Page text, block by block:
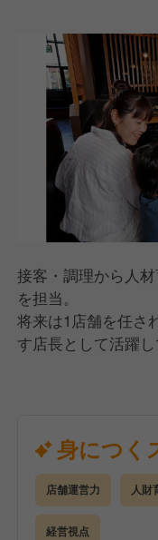
接客・調理から人
を担当。
将来は1店舗を任さ
す店長として活躍
ホール・キッチン
アルバイト・社員
シフト作成、人員
売上・原価・利益
発注・在庫・衛生
サービス改善・業
身につく
店舗運営力 人財
経営視点